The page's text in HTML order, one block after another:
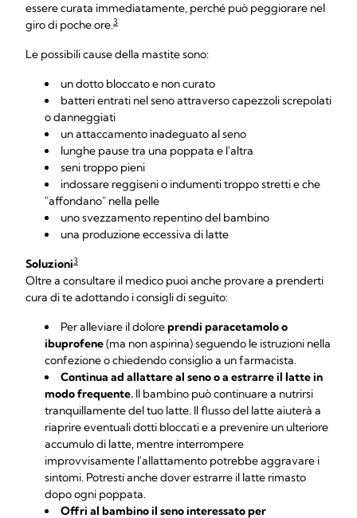
essere curata immediatamente, perché può peggiorare nel
giro di poche ore.3
Le possibili cause della mastite sono:
un dotto bloccato e non curato
batteri entrati nel seno attraverso capezzoli screpolati
o danneggiati
un attaccamento inadeguato al seno
lunghe pause tra una poppata e l'altra
seni troppo pieni
indossare reggiseni o indumenti troppo stretti e che
"affondano" nella pelle
uno svezzamento repentino del bambino
una produzione eccessiva di latte
Soluzioni3
Oltre a consultare il medico puoi anche provare a prenderti
cura di te adottando i consigli di seguito:
Per alleviare il doloreprendi paracetamolo o
ibuprofene(ma non aspirina) seguendo le istruzioni nella
confezione o chiedendo consiglio a un farmacista.
Continua ad allattare al seno o a estrarre il latte in
modo frequente. Il bambino può continuare a nutrirsi
tranquillamente del tuo latte. Il flusso del latte aiuterà a
riaprire eventuali dotti bloccati e a prevenire un ulteriore
accumulo di latte, mentre interrompere
improvvisamente l'allattamento potrebbe aggravare i
sintomi. Potresti anche dover estrarre il latte rimasto
dopo ogni poppata.
Offri al bambino il seno interessato per